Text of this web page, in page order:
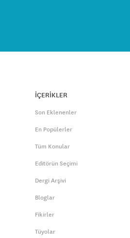
İÇERİKLER
Son Eklenenler
En Popülerler
Tüm Konular
Editörün Seçimi
Dergi Arşivi
Bloglar
Fikirler
Tüyolar